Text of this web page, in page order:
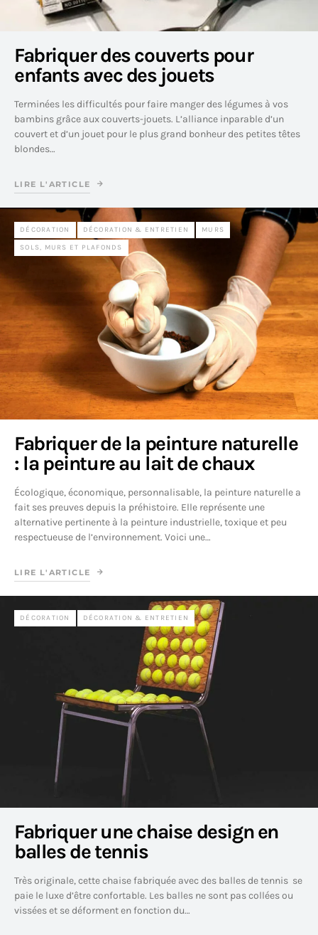
Fabriquer des couverts pour
enfants avec des jouets
Terminées les difficultés pour faire manger des légumes à vos
bambins grâce aux couverts-jouets. L’alliance inparable d’un
couvert et d’un jouet pour le plus grand bonheur des petites têtes
blondes…
LIRE L'ARTICLE
DÉCORATION DÉCORATION & ENTRETIEN MURS
SOLS, MURS ET PLAFONDS
Fabriquer de la peinture naturelle
: la peinture au lait de chaux
Écologique, économique, personnalisable, la peinture naturelle a
fait ses preuves depuis la préhistoire. Elle représente une
alternative pertinente à la peinture industrielle, toxique et peu
respectueuse de l’environnement. Voici une…
LIRE L'ARTICLE
DÉCORATION DÉCORATION & ENTRETIEN
Fabriquer une chaise design en
balles de tennis
Très originale, cette chaise fabriquée avec des balles de tennis se
paie le luxe d’être confortable. Les balles ne sont pas collées ou
vissées et se déforment en fonction du…